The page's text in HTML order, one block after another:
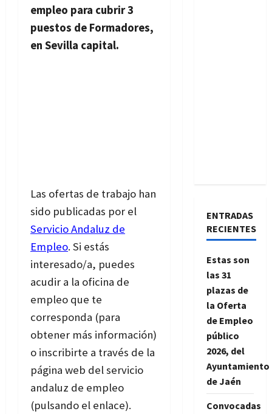
empleo para cubrir 3
puestos de Formadores,
en Sevilla capital.
Las ofertas de trabajo han
sido publicadas por el
Servicio Andaluz de
Empleo. Si estás
interesado/a, puedes
acudir a la oficina de
empleo que te
corresponda (para
obtener más información)
o inscribirte a través de la
página web del servicio
andaluz de empleo
(pulsando el enlace).
ENTRADAS
RECIENTES
Estas son
las 31
plazas de
la Oferta
de Empleo
público
2026, del
Ayuntamiento
de Jaén
Convocadas